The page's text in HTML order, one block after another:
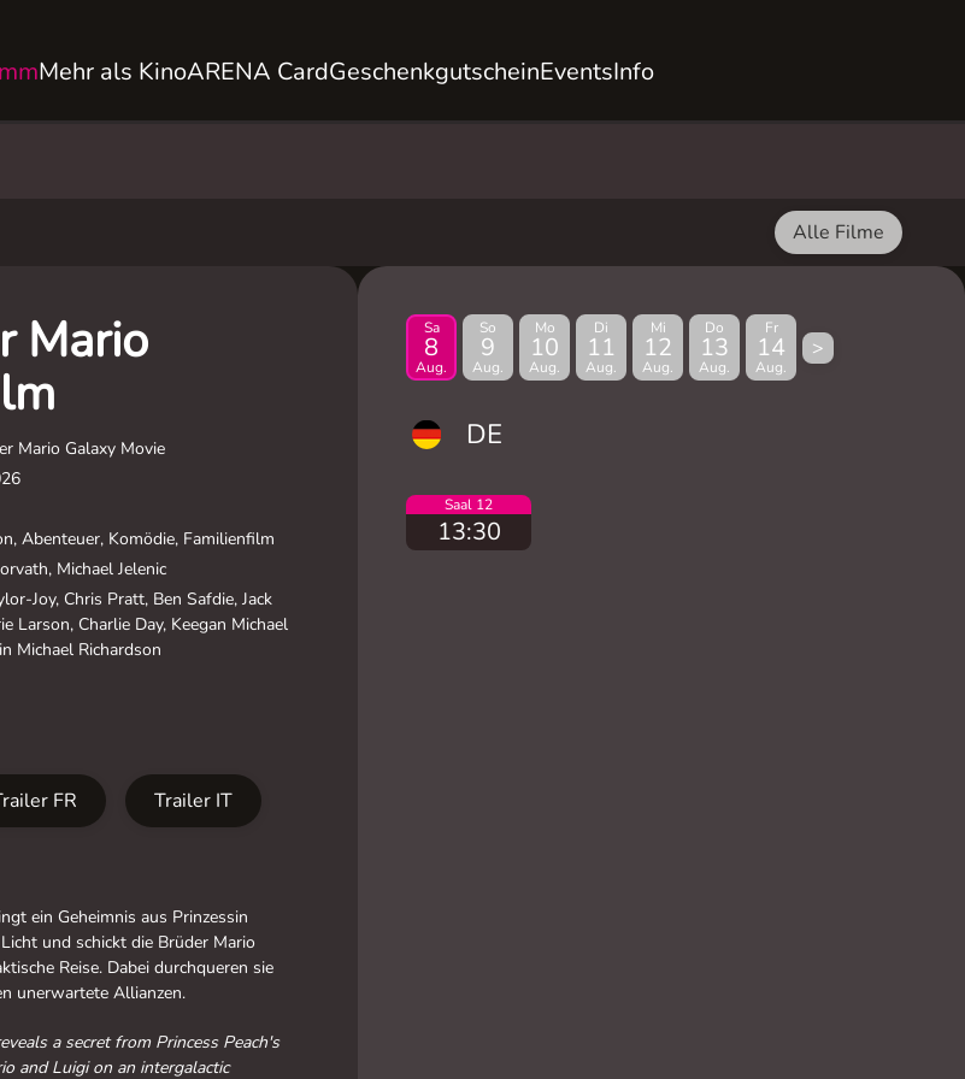
Mehr als KinoARENA CardGeschenkgutscheinEventsInfo
Alle Filme
Mario
Mario Galaxy Movie
Abenteuer, Komödie, Familienfilm
Michael Jelenic
Joy, Chris Pratt, Ben Safdie, Jack
Larson, Charlie Day, Keegan Michael
Michael Richardson
FR
Trailer IT
ein Geheimnis aus Prinzessin
und schickt die Brüder Mario
Reise. Dabei durchqueren sie
unerwartete Allianzen.
a secret from Princess Peach's
and Luigi on an intergalactic
Sa
8
Aug.
So
9
Aug.
Mo
10
Aug.
Di
11
Aug.
Mi
12
Aug.
Do
13
Aug.
Fr
14
Aug.
>
DE
Saal 12
13:30